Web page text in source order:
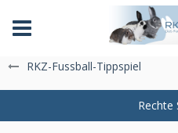
Das Fachforum der
RKZ-Fussball-Tippspiel